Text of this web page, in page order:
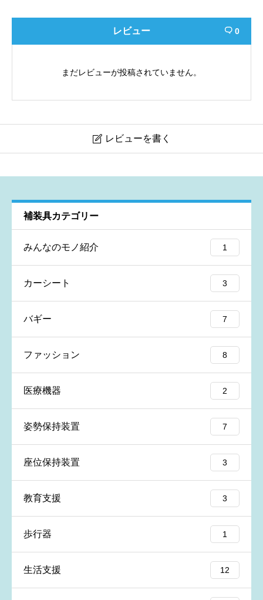
レビュー  0
まだレビューが投稿されていません。
 レビューを書く
※本名や誤解される名前はご遠慮ください
レビュータイトル
レビュー内容
補装具カテゴリー
みんなのモノ紹介 1
カーシート 3
バギー 7
ファッション 8
医療機器 2
姿勢保持装置 7
座位保持装置 3
教育支援 3
歩行器 1
生活支援 12